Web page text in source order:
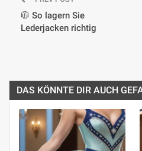
🧥 So lagern Sie
Lederjacken richtig
DAS KÖNNTE DIR AUCH